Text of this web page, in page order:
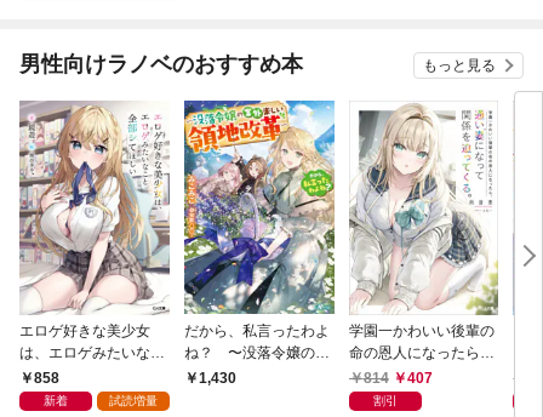
男性向けラノベのおすすめ本 もっと見る
エロゲ好きな美少女
は、エロゲみたいなこ
と全部シてほしい【電
子ＳＳ特典付き】
858
新着 試読増量
だから、私言ったわよ
ね？ 〜没落令嬢の案
外楽しい領地改革〜
1,430
学園一かわいい後輩の
命の恩人になったら、
通い妻になって関係を
迫ってくる。
814 407
割引